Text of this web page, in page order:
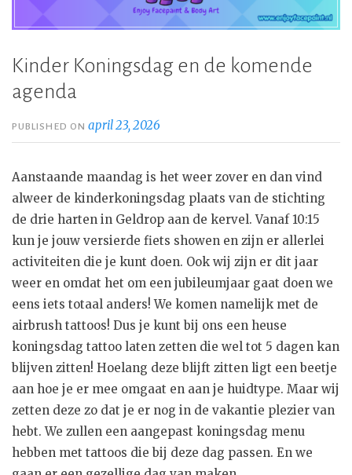
Kinder Koningsdag en de komende
agenda
PUBLISHED ONapril 23, 2026
Aanstaande maandag is het weer zover en dan vind
alweer de kinderkoningsdag plaats van de stichting
de drie harten in Geldrop aan de kervel. Vanaf 10:15
kun je jouw versierde fiets showen en zijn er allerlei
activiteiten die je kunt doen. Ook wij zijn er dit jaar
weer en omdat het om een jubileumjaar gaat doen we
eens iets totaal anders! We komen namelijk met de
airbrush tattoos! Dus je kunt bij ons een heuse
koningsdag tattoo laten zetten die wel tot 5 dagen kan
blijven zitten! Hoelang deze blijft zitten ligt een beetje
aan hoe je er mee omgaat en aan je huidtype. Maar wij
zetten deze zo dat je er nog in de vakantie plezier van
hebt. We zullen een aangepast koningsdag menu
hebben met tattoos die bij deze dag passen. En we